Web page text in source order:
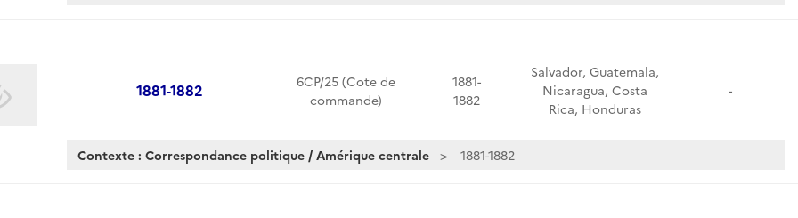
1881-1882
6CP/25 (Cote de
commande)
1881-
1882
Salvador, Guatemala,
Nicaragua, Costa
Rica, Honduras
-
Contexte : Correspondance politique / Amérique centrale 1881-1882